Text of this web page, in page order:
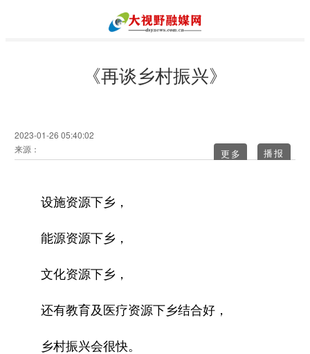
《再谈乡村振兴》
2023-01-26 05:40:02
来源：
更多
设施资源下乡，
能源资源下乡，
文化资源下乡，
还有教育及医疗资源下乡结合好，
乡村振兴会很快。